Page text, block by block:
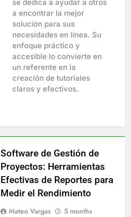
se dedica a ayudar a otros
a encontrar la mejor
solución para sus
necesidades en línea. Su
enfoque práctico y
accesible lo convierte en
un referente en la
creación de tutoriales
claros y efectivos.
Software de Gestión de
Proyectos: Herramientas
Efectivas de Reportes para
Medir el Rendimiento
Mateo Vargas
5 months